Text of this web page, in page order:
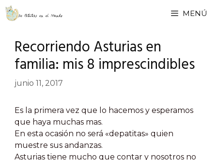
Saltar
MENÚ
Recorriendo Asturias en
familia: mis 8 imprescindibles
junio 11, 2017
Es la primera vez que lo hacemos y esperamos
que haya muchas mas.
En esta ocasión no será «depatitas» quien
muestre sus andanzas.
Asturias tiene mucho que contar y nosotros no